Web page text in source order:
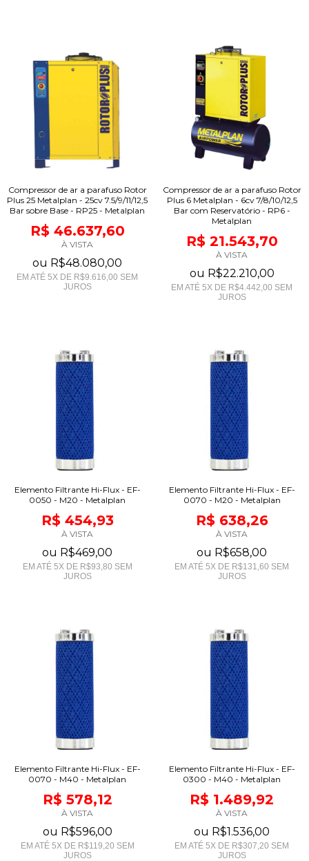
Compressor de ar a parafuso Rotor
Plus 25 Metalplan - 25cv 7.5/9/11/12,5
Bar sobre Base - RP25 - Metalplan
R$ 46.637,60
À VISTA
ou R$48.080,00
EM ATÉ 5X DE R$9.616,00 SEM
JUROS
Compressor de ar a parafuso Rotor
Plus 6 Metalplan - 6cv 7/8/10/12,5
Bar com Reservatório - RP6 -
Metalplan
R$ 21.543,70
À VISTA
ou R$22.210,00
EM ATÉ 5X DE R$4.442,00 SEM
JUROS
Elemento Filtrante Hi-Flux - EF-
0050 - M20 - Metalplan
R$ 454,93
À VISTA
ou R$469,00
EM ATÉ 5X DE R$93,80 SEM
JUROS
Elemento Filtrante Hi-Flux - EF-
0070 - M20 - Metalplan
R$ 638,26
À VISTA
ou R$658,00
EM ATÉ 5X DE R$131,60 SEM
JUROS
Elemento Filtrante Hi-Flux - EF-
0070 - M40 - Metalplan
R$ 578,12
À VISTA
ou R$596,00
EM ATÉ 5X DE R$119,20 SEM
JUROS
Elemento Filtrante Hi-Flux - EF-
0300 - M40 - Metalplan
R$ 1.489,92
À VISTA
ou R$1.536,00
EM ATÉ 5X DE R$307,20 SEM
JUROS